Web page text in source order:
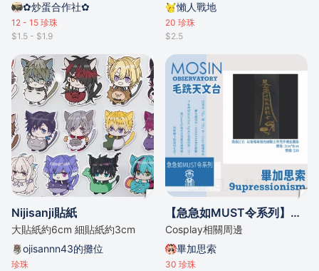
✿炒蛋合作社✿
12 - 15 珍珠
$1.5 - $1.9
懶人戰地
20 珍珠
$2.5
Nijisanji貼紙
大貼紙約6cm 細貼紙約3cm
ojisannn43的攤位
珍珠
【急急如MUST令系列】我以後唔再做死線戰士符咒 手機金屬貼
Cosplay相關周邊
畢加思索
30 珍珠